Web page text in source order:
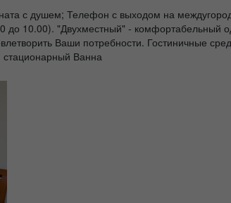
с душем; Телефон с выходом на
до 10.00). "Двухместный" -
Ваши потребности. Гостиничные
Ванна